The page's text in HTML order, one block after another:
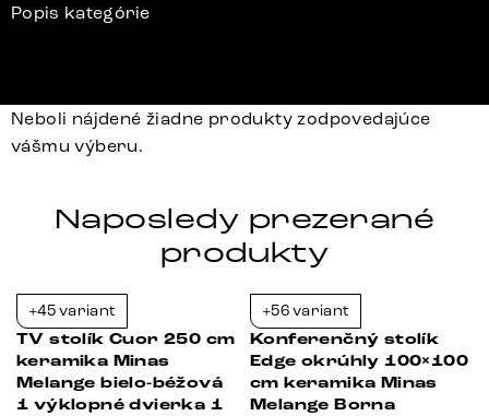
Popis kategórie
Neboli nájdené žiadne produkty zodpovedajúce
vášmu výberu.
Naposledy prezerané
produkty
+45 variant
TV stolík Cuor 250 cm
keramika Minas
Melange bielo-béžová
1 výklopné dvierka 1
+56 variant
Konferenčný stolík
Edge okrúhly 100×100
cm keramika Minas
Melange Borna